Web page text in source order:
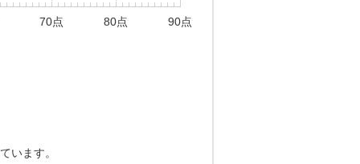
70点 80点 90点
います。